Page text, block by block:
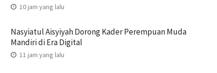
10 jam yang lalu
Nasyiatul Aisyiyah Dorong Kader Perempuan Muda
Mandiri di Era Digital
11 jam yang lalu